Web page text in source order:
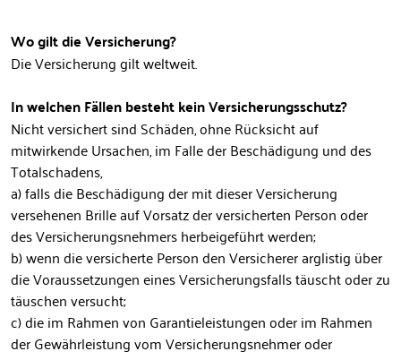
Wo gilt die Versicherung?
Die Versicherung gilt weltweit.
In welchen Fällen besteht kein Versicherungsschutz?
Nicht versichert sind Schäden, ohne Rücksicht auf
mitwirkende Ursachen, im Falle der Beschädigung und des
Totalschadens,
a) falls die Beschädigung der mit dieser Versicherung
versehenen Brille auf Vorsatz der versicherten Person oder
des Versicherungsnehmers herbeigeführt werden;
b) wenn die versicherte Person den Versicherer arglistig über
die Voraussetzungen eines Versicherungsfalls täuscht oder zu
täuschen versucht;
c) die im Rahmen von Garantieleistungen oder im Rahmen
der Gewährleistung vom Versicherungsnehmer oder